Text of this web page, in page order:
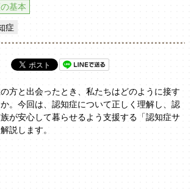
基本
症
方と出会ったとき、私たちはどのように接す
。今回は、認知症について正しく理解し、認
が安心して暮らせるよう支援する「認知症サ
説します。